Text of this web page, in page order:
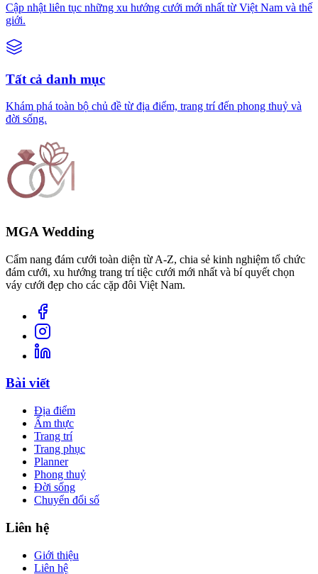
Cập nhật liên tục những xu hướng cưới mới nhất từ Việt Nam và thế
giới.
Tất cả danh mục
Khám phá toàn bộ chủ đề từ địa điểm, trang trí đến phong thuỷ và
đời sống.
MGA Wedding
Cẩm nang đám cưới toàn diện từ A-Z, chia sẻ kinh nghiệm tổ chức
đám cưới, xu hướng trang trí tiệc cưới mới nhất và bí quyết chọn
váy cưới đẹp cho các cặp đôi Việt Nam.
Bài viết
Địa điểm
Ẩm thực
Trang trí
Trang phục
Planner
Phong thuỷ
Đời sống
Chuyển đổi số
Liên hệ
Giới thiệu
Liên hệ